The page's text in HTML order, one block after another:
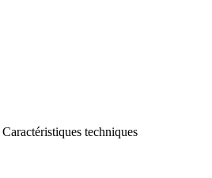
Caractéristiques techniques